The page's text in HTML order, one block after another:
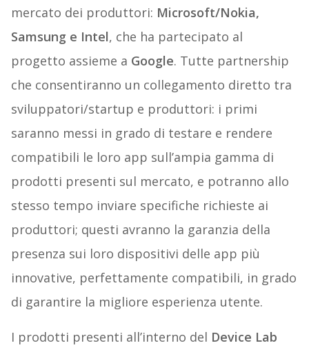
mercato dei produttori: Microsoft/Nokia,
Samsung e Intel, che ha partecipato al
progetto assieme a Google. Tutte partnership
che consentiranno un collegamento diretto tra
sviluppatori/startup e produttori: i primi
saranno messi in grado di testare e rendere
compatibili le loro app sull’ampia gamma di
prodotti presenti sul mercato, e potranno allo
stesso tempo inviare specifiche richieste ai
produttori; questi avranno la garanzia della
presenza sui loro dispositivi delle app più
innovative, perfettamente compatibili, in grado
di garantire la migliore esperienza utente.
I prodotti presenti all’interno del Device Lab